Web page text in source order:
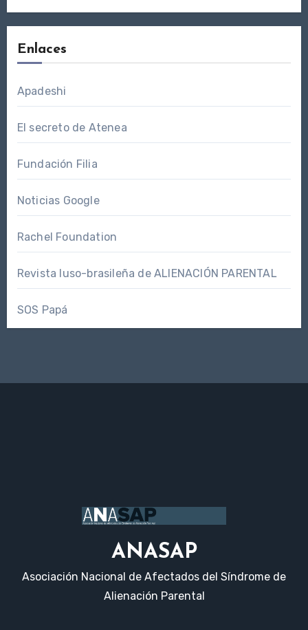
Enlaces
Apadeshi
El secreto de Atenea
Fundación Filia
Noticias Google
Rachel Foundation
Revista luso-brasileña de ALIENACIÓN PARENTAL
SOS Papá
ANASAP
Asociación Nacional de Afectados del Síndrome de
Alienación Parental